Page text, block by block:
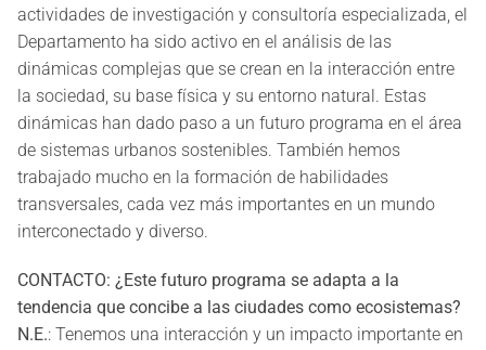
actividades de investigación y consultoría especializada, el
Departamento ha sido activo en el análisis de las
dinámicas complejas que se crean en la interacción entre
la sociedad, su base física y su entorno natural. Estas
dinámicas han dado paso a un futuro programa en el área
de sistemas urbanos sostenibles. También hemos
trabajado mucho en la formación de habilidades
transversales, cada vez más importantes en un mundo
interconectado y diverso.
CONTACTO: ¿Este futuro programa se adapta a la
tendencia que concibe a las ciudades como ecosistemas?
N.E.: Tenemos una interacción y un impacto importante en